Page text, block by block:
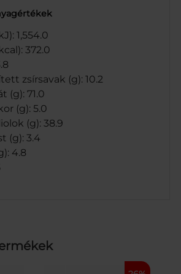
1,554.0
372.0
zsírsavak (g): 10.2
(g): 71.0
(g): 5.0
(g): 38.9
(g): 3.4
4.8